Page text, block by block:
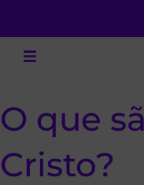
O que
Cristo?